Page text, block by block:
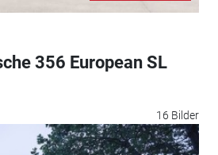
356 European SL
16 Bilder